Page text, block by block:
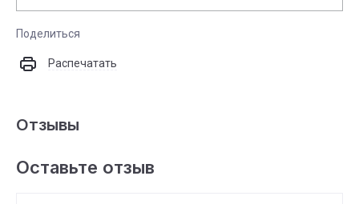
Поделиться
Распечатать
Отзывы
Оставьте отзыв